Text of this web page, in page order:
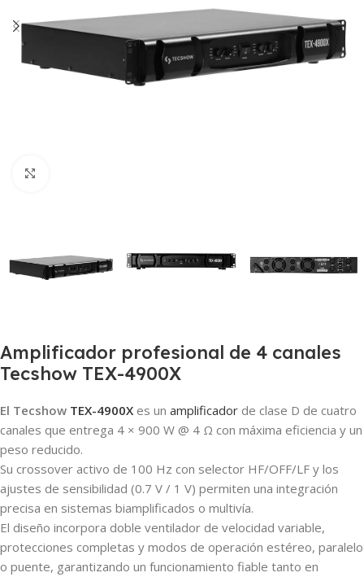
Amplificador profesional de 4 canales
Tecshow TEX-4900X
El Tecshow TEX-4900X es un amplificador de clase D de cuatro
canales que entrega 4 × 900 W @ 4 Ω con máxima eficiencia y un
peso reducido.
Su crossover activo de 100 Hz con selector HF/OFF/LF y los
ajustes de sensibilidad (0.7 V / 1 V) permiten una integración
precisa en sistemas biamplificados o multivía.
El diseño incorpora doble ventilador de velocidad variable,
protecciones completas y modos de operación estéreo, paralelo
o puente, garantizando un funcionamiento fiable tanto en